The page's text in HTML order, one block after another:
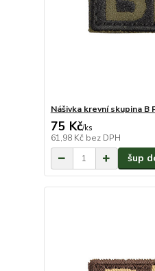
Nášivka krevní skupina B
75 Kč/ks
61,98 Kč bez DPH
šup